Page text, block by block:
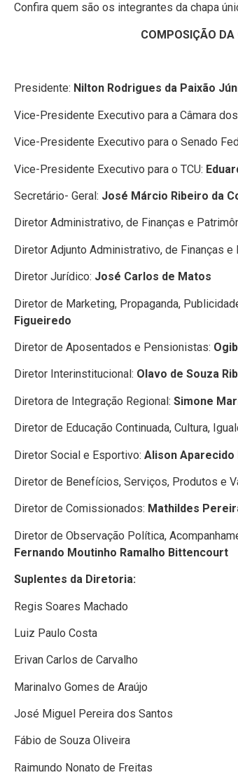
Confira quem são os integrantes da chapa
COMPOSIÇÃO DA
Presidente: Nilton Rodrigues da Paixão
Vice-Presidente Executivo para a Câmara
Vice-Presidente Executivo para o Senado
Vice-Presidente Executivo para o TCU:
Secretário- Geral: José Márcio Ribeiro da
Diretor Administrativo, de Finanças e
Diretor Adjunto Administrativo, de Finanças e
Diretor Jurídico: José Carlos de Matos
Diretor de Marketing, Propaganda,
Figueiredo
Diretor de Aposentados e Pensionistas:
Diretor Interinstitucional: Olavo de Souza
Diretora de Integração Regional: Simone
Diretor de Educação Continuada, Cultura,
Diretor Social e Esportivo: Alison Aparecido
Diretor de Benefícios, Serviços, Produtos e
Diretor de Comissionados: Mathildes
Diretor de Observação Política,
Fernando Moutinho Ramalho Bittencourt
Suplentes da Diretoria:
Regis Soares Machado
Luiz Paulo Costa
Erivan Carlos de Carvalho
Marinalvo Gomes de Araújo
José Miguel Pereira dos Santos
Fábio de Souza Oliveira
Raimundo Nonato de Freitas